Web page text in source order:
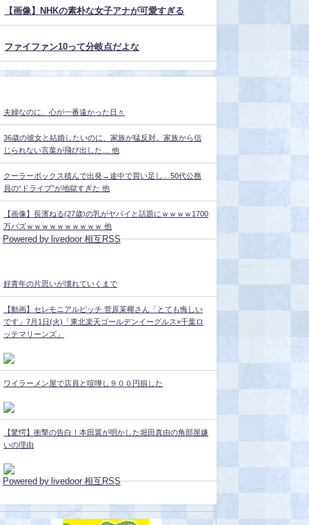
【画像】NHKの素朴な女子アナが可愛すぎる
ファイファン10って分岐点だよな
夫婦なのに、心が一番遠かった日々
36歳の彼女と結婚したいのに、家族が猛反対。家族から信
じられない言葉が飛び出した… 他
クーラーボックス積んで出発→途中で買い足し…50代公務
員の“ドライブ”が地獄すぎた 他
【画像】長濱ねる(27歳)の乳がヤバイと話題にｗｗｗｗ1700
万バズｗｗｗｗｗｗｗｗｗｗ 他
Powered by livedoor 相互RSS
好青年の片思いが壊れていくまで
【動画】セレモニアルピッチ 菅原茉椰さん「とても悔しい
です」7月1日(火)「東北楽天ゴールデンイーグルス×千葉ロ
ッテマリーンズ」
ワイラーメン屋で店員と喧嘩し９００円損した
【驚愕】衝撃の告白！本田翼が明かした堀田真由の角部屋嫌
いの理由
Powered by livedoor 相互RSS